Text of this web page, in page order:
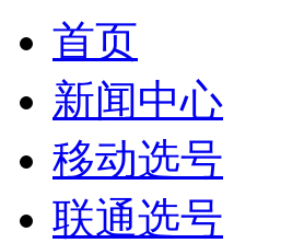
首页
新闻中心
移动选号
联通选号